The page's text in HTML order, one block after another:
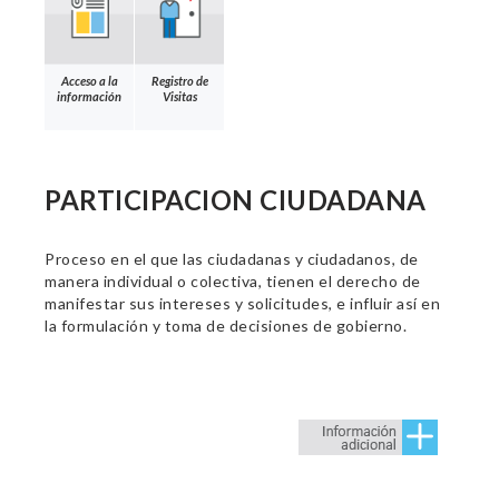
Acceso a la
información
Registro de
Visitas
PARTICIPACION CIUDADANA
Proceso en el que las ciudadanas y ciudadanos, de
manera individual o colectiva, tienen el derecho de
manifestar sus intereses y solicitudes, e influir así en
la formulación y toma de decisiones de gobierno.